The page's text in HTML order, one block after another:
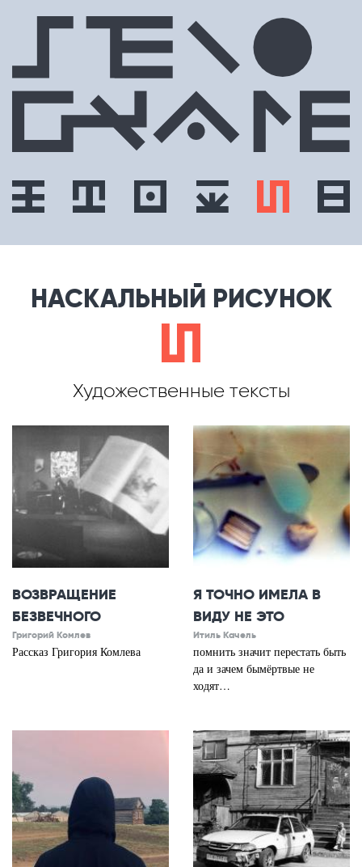
НАСКАЛЬНЫЙ РИСУНОК
e
Художественные тексты
ВОЗВРАЩЕНИЕ
БЕЗВЕЧНОГО
Григорий Комлев
Рассказ Григория Комлева
Я ТОЧНО ИМЕЛА В
ВИДУ НЕ ЭТО
Итиль Качель
помнить значит перестать быть
да и зачем бымёртвые не
ходят…